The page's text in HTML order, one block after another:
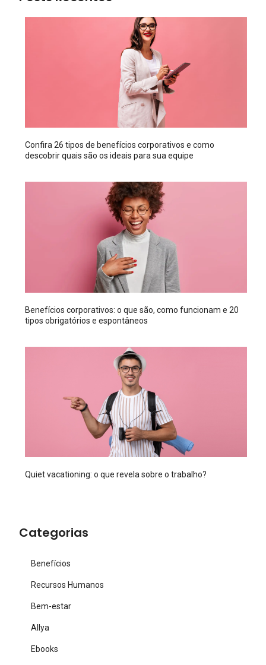
Confira 26 tipos de benefícios corporativos e como
descobrir quais são os ideais para sua equipe
Benefícios corporativos: o que são, como funcionam e 20
tipos obrigatórios e espontâneos
Quiet vacationing: o que revela sobre o trabalho?
Categorias
Benefícios
Recursos Humanos
Bem-estar
Allya
Ebooks